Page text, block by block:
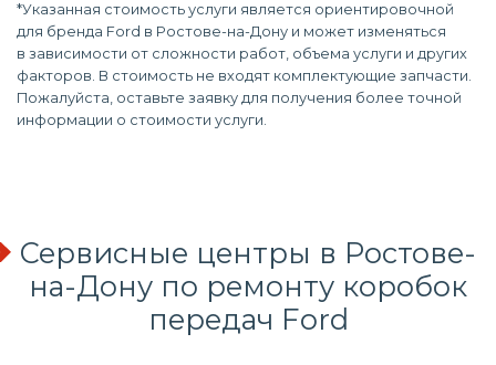
*Указанная стоимость услуги является ориентировочной
для бренда Ford в Ростове-на-Дону и может изменяться
в зависимости от сложности работ, объема услуги и других
факторов. В стоимость не входят комплектующие запчасти.
Пожалуйста, оставьте заявку для получения более точной
информации о стоимости услуги.
Сервисные центры в Ростове-
на-Дону по ремонту коробок
передач Ford